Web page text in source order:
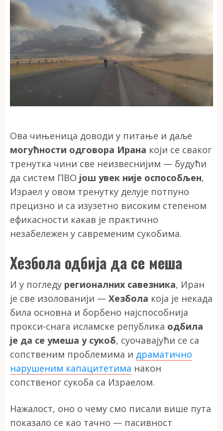
Ова чињеница доводи у питање и даље
могућности одговора Ирана који се сваког
тренутка чини све неизвеснијим — будући
да систем ПВО још увек није оспособљен,
Израел у овом тренутку делује потпуно
прецизно и са изузетно високим степеном
ефикасности какав је практично
незабележен у савременим сукобима.
Хезбола одбија да се меша
И у погледу регионалних савезника, Иран
је све изолованији — Хезбола која је некада
била основна и борбено најспособнија
прокси-снага исламске република одбила
је да се умеша у сукоб, суочавајући се са
сопственим проблемима и драматично
нарушеним капацитетима након
сопственог сукоба са Израелом.
Нажалост, оно о чему смо писали више пута
показало се као тачно — пасивност